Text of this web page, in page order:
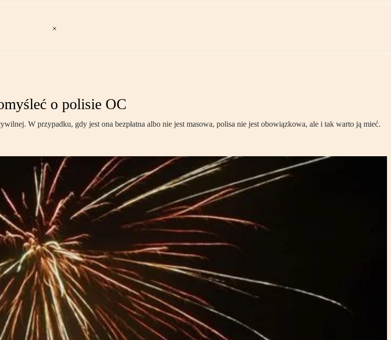
o polisie OC
W przypadku, gdy jest ona bezpłatna albo nie jest masowa, polisa nie jest obowiązkowa, ale i tak warto ją mieć.